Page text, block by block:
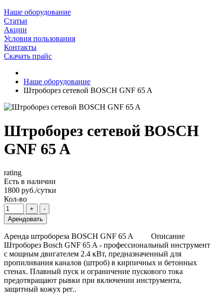
Наше оборудование
Статьи
Акции
Условия пользования
Контакты
Скачать прайс
Наше оборудование
Штроборез сетевой BOSCH GNF 65 A
Штроборез сетевой BOSCH
GNF 65 A
rating
Есть в наличии
1800 руб./сутки
Кол-во
Арендовать
Аренда штробореза BOSCH GNF 65 A Описание
Штроборез Bosch GNF 65 A - профессиональный инструмент
с мощным двигателем 2.4 кВт, предназначенный для
пропиливания каналов (штроб) в кирпичных и бетонных
стенах. Плавный пуск и ограничение пускового тока
предотвращают рывки при включении инструмента,
защитный кожух рег..